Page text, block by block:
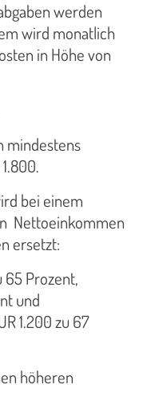
werden
wird monatlich
in Höhe von
mindestens
bei einem
Nettoeinkommen
ersetzt:
65 Prozent,
und
1.200 zu 67
höheren